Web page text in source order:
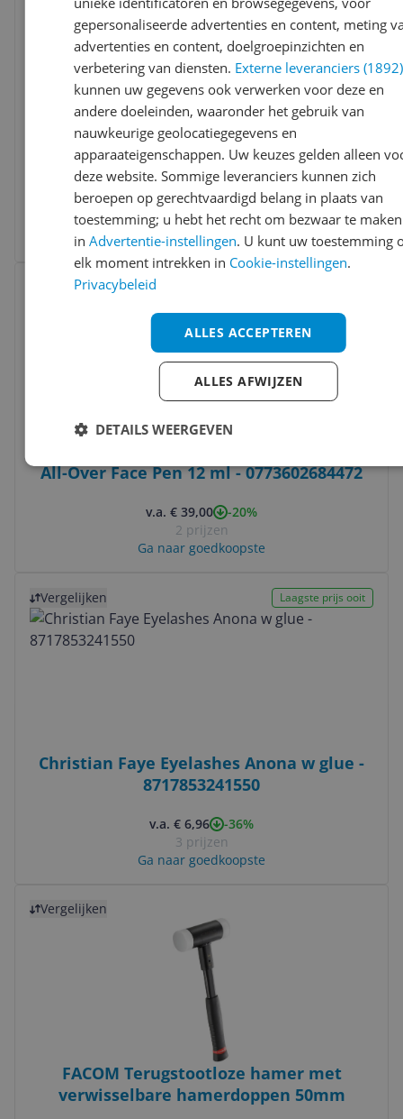
Deborah Milano Fair Instant Lift
Concealer - 8009518356137
v.a. € 14,95
-29%
3 prijzen
Ga naar goedkoopste
Vergelijken
All-Over Face Pen 12 ml - 0773602684472
v.a. € 39,00
-20%
2 prijzen
Ga naar goedkoopste
Bekijk product
Vergelijken Laagste prijs ooit
Christian Faye Eyelashes Anona w glue -
8717853241550
v.a. € 6,96
-36%
3 prijzen
Ga naar goedkoopste
Vergelijken
FACOM Terugstootloze hamer met
verwisselbare hamerdoppen 50mm
gepersonaliseerde advertenties en content, meting
advertenties en content, doelgroepinzichten en
verbetering van diensten. Externe leveranciers (1892)
kunnen uw gegevens ook verwerken voor deze en
andere doeleinden, waaronder het gebruik van
nauwkeurige geolocatiegegevens en
apparaateigenschappen. Uw keuzes gelden alleen
deze website. Sommige leveranciers kunnen zich
beroepen op gerechtvaardigd belang in plaats van
toestemming; u hebt het recht om bezwaar te maken
inAdvertentie-instellingen. U kunt uw toestemming
elk moment intrekken in Cookie-instellingen.
Privacybeleid
ALLES ACCEPTEREN
ALLES AFWIJZEN
DETAILS WEERGEVEN